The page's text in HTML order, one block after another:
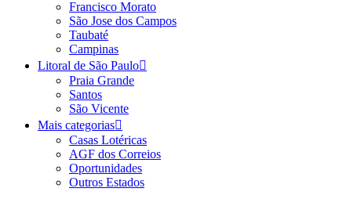
Francisco Morato
São Jose dos Campos
Taubaté
Campinas
Litoral de São Paulo
Praia Grande
Santos
São Vicente
Mais categorias
Casas Lotéricas
AGF dos Correios
Oportunidades
Outros Estados